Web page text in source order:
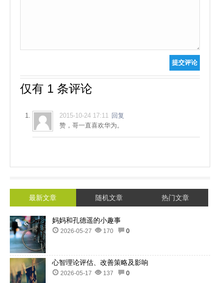
提交评论
仅有 1 条评论
2015-10-24 17:11 回复
赞，哥一直喜欢华为。
最新文章 随机文章 热门文章
妈妈和孔德遥的小趣事
2026-05-27 170 0
心智理论评估、改善策略及影响
2026-05-17 137 0